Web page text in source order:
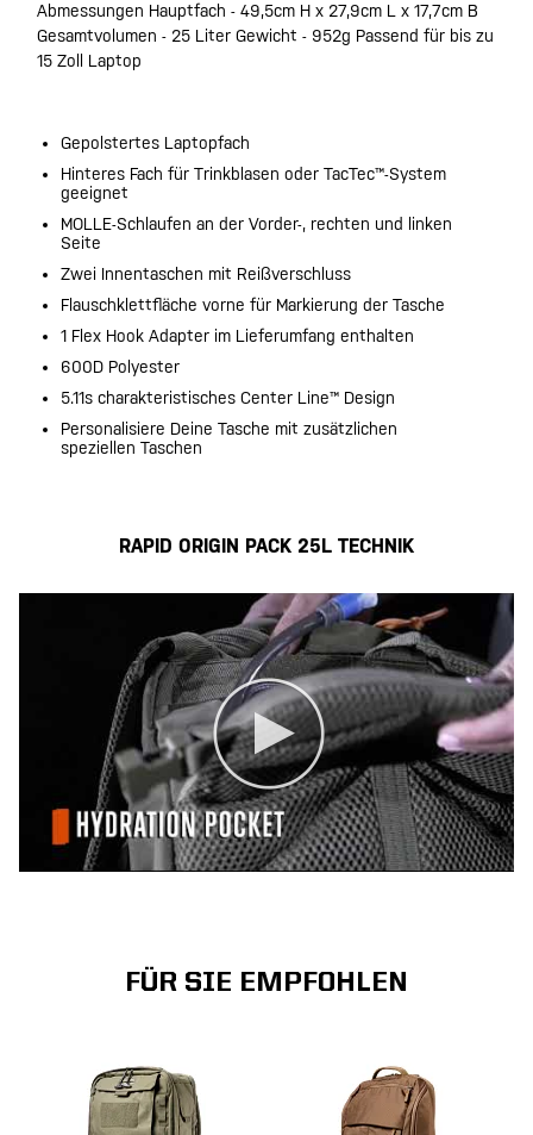
Abmessungen Hauptfach - 49,5cm H x 27,9cm L x 17,7cm B
Gesamtvolumen - 25 Liter Gewicht - 952g Passend für bis zu
15 Zoll Laptop
Gepolstertes Laptopfach
Hinteres Fach für Trinkblasen oder TacTec™-System
geeignet
MOLLE-Schlaufen an der Vorder-, rechten und linken
Seite
Zwei Innentaschen mit Reißverschluss
Flauschklettfläche vorne für Markierung der Tasche
1 Flex Hook Adapter im Lieferumfang enthalten
600D Polyester
5.11s charakteristisches Center Line™ Design
Personalisiere Deine Tasche mit zusätzlichen
speziellen Taschen
RAPID ORIGIN PACK 25L TECHNIK
FÜR SIE EMPFOHLEN